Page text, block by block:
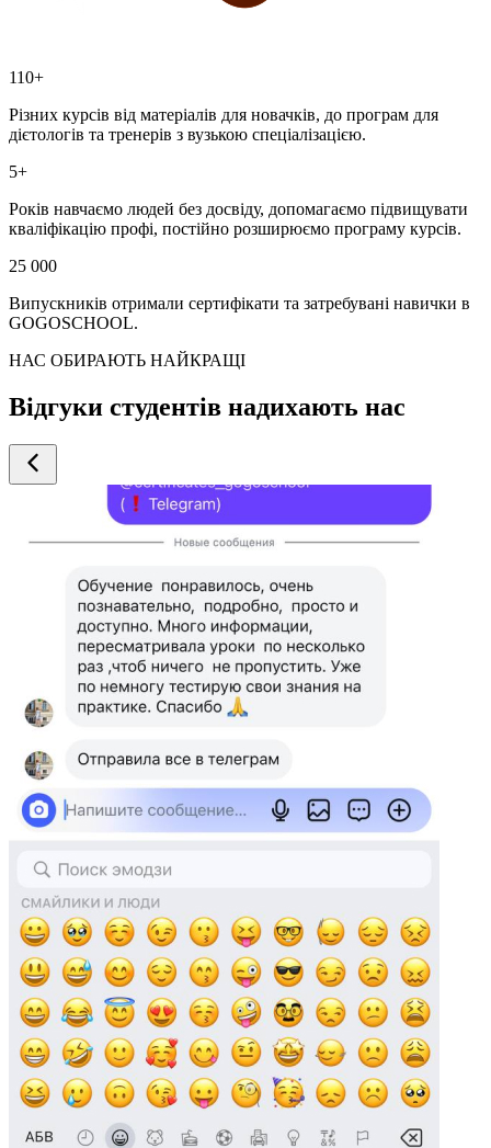
110+
Різних курсів від матеріалів для новачків, до програм для
дієтологів та тренерів з вузькою спеціалізацією.
5+
Років навчаємо людей без досвіду, допомагаємо підвищувати
кваліфікацію профі, постійно розширюємо програму курсів.
25 000
Випускників отримали сертифікати та затребувані навички в
GOGOSCHOOL.
НАС ОБИРАЮТЬ НАЙКРАЩІ
Відгуки студентів надихають нас